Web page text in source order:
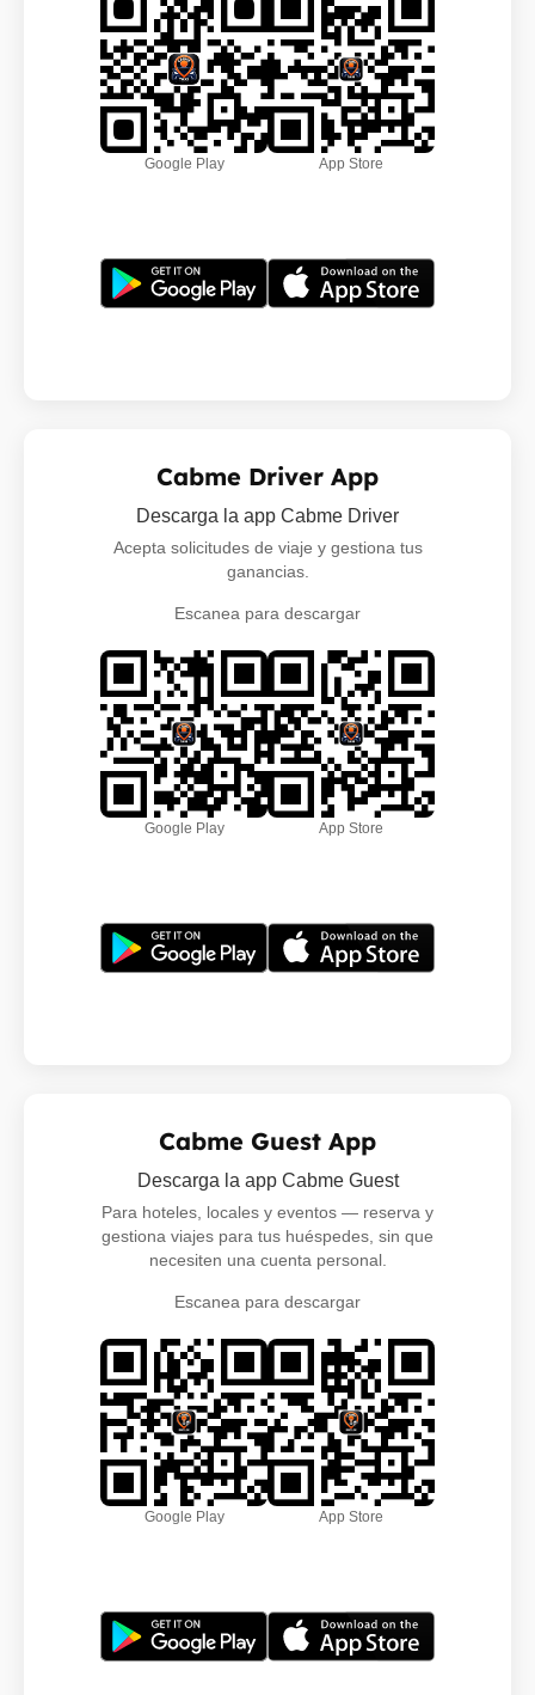
Google Play App Store
Cabme Driver App
Descarga la app Cabme Driver
Acepta solicitudes de viaje y gestiona tus
ganancias.
Escanea para descargar
Google Play App Store
Cabme Guest App
Descarga la app Cabme Guest
Para hoteles, locales y eventos — reserva y
gestiona viajes para tus huéspedes, sin que
necesiten una cuenta personal.
Escanea para descargar
Google Play App Store